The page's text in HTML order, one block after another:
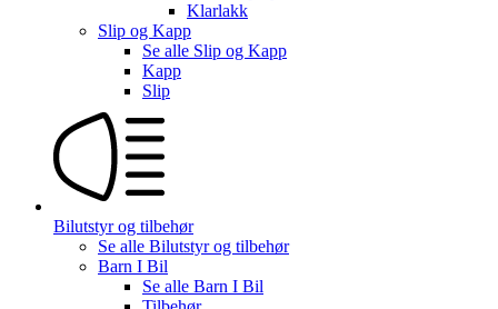
Klarlakk
Slip og Kapp
Se alle Slip og Kapp
Kapp
Slip
Bilutstyr og tilbehør
Se alle Bilutstyr og tilbehør
Barn I Bil
Se alle Barn I Bil